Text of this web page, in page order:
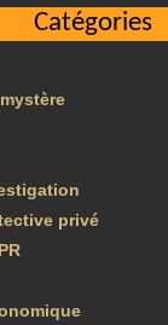
Catégories
privé